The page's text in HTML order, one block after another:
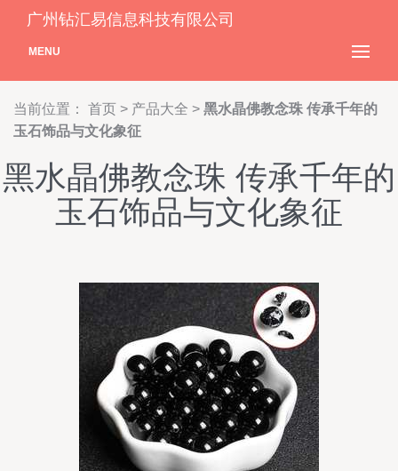
广州钻汇易信息科技有限公司
MENU
当前位置： 首页 > 产品大全 > 黑水晶佛教念珠 传承千年的
玉石饰品与文化象征
黑水晶佛教念珠 传承千年的
玉石饰品与文化象征